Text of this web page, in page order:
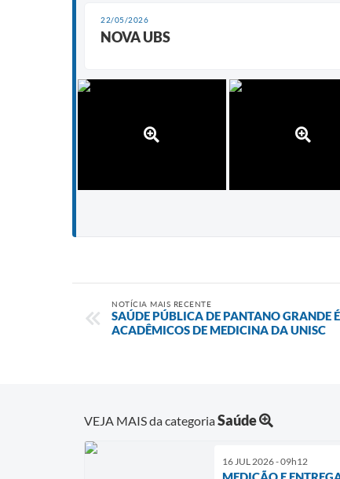
22/05/2026
NOVA UBS
NOTÍCIA MAIS RECENTE
SAÚDE PÚBLICA DE PANTANO GRANDE
ACADÊMICOS DE MEDICINA DA UNISC
VEJA MAIS da categoriaSaúde
16 JUL 2026 - 09h12